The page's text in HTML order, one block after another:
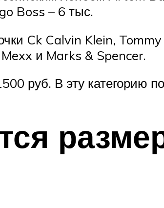
Boss – 6 тыс.
Ck Calvin Klein,
и Marks & Spencer.
руб. В эту категорию